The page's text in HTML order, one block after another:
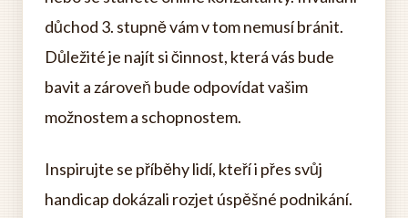
důchod 3. stupně vám v tom nemusí bránit.
Důležité je najít si činnost, která vás bude
bavit a zároveň bude odpovídat vašim
možnostem a schopnostem.
Inspirujte se příběhy lidí, kteří i přes svůj
handicap dokázali rozjet úspěšné podnikání.